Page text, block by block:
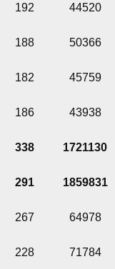
192 44520
188 50366
182 45759
186 43938
338 1721130
291 1859831
267 64978
228 71784